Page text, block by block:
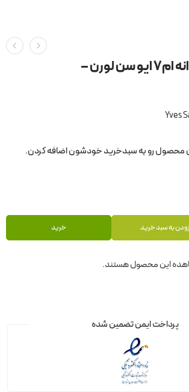
عطر ادکلن مردانه ام۷ ایو سن لورن –
Yves
به سبد خرید خرید
این محصول هستند.
پرداخت ایمن تضمین شده